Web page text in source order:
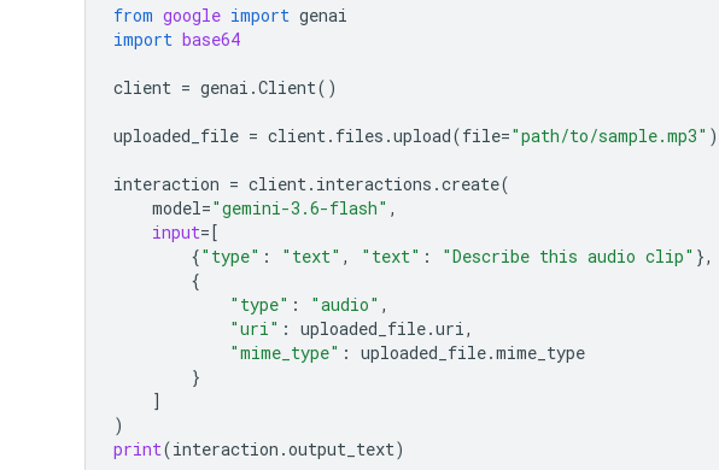
from google import genai
import base64
client = genai .Client()
uploaded_file = client. files .upload(file="path/to/sample.mp3" )
interaction = client. interactions .create(
model="gemini-3.6-flash" ,
input=[
{"type" : "text" , "text" : "Describe this audio clip" },
{
"type" : "audio" ,
"uri" : uploaded_file.uri,
"mime_type" : uploaded_file.mime_type
}
]
)
print(interaction .output_text)